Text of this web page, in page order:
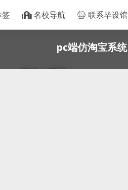
签 名校导航 联系毕设馆
pc端仿淘宝系统